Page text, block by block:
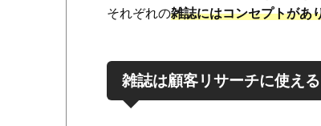
それぞれの雑誌にはコンセプトがあ
雑誌は顧客リサーチに使える